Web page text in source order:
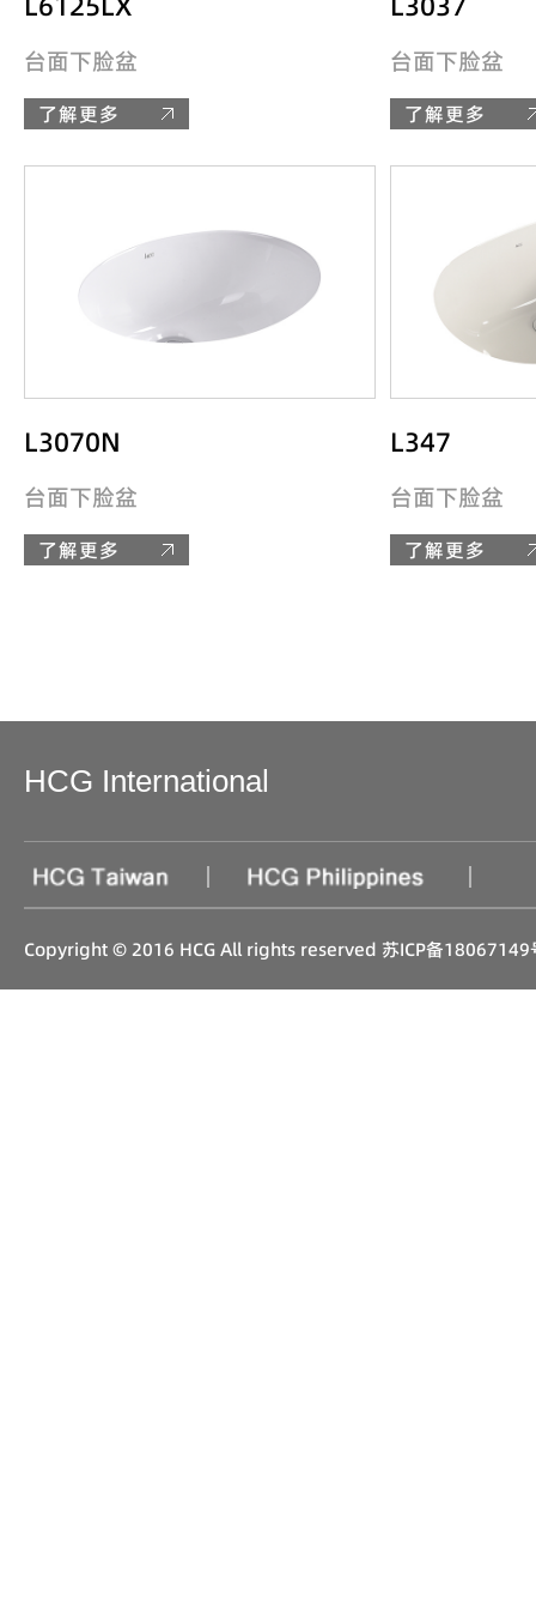
台面下脸盆
了解更多
台面下脸盆
了解更多
L3070N
台面下脸盆
了解更多
L347
台面下脸盆
了解更多
HCG International
| |
Copyright © 2016 HCG All rights reserved 苏ICP备